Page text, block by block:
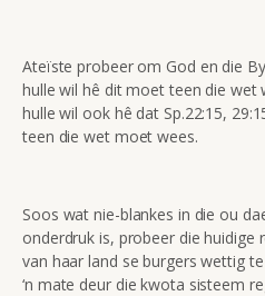
Ateïste probeer om God en die
hulle wil hê dit moet teen die wet
hulle wil ook hê dat Sp.22:15,
teen die wet moet wees.
Soos wat nie-blankes in die ou
onderdruk is, probeer die huidige
van haar land se burgers wettig
‘n mate deur die kwota sisteem